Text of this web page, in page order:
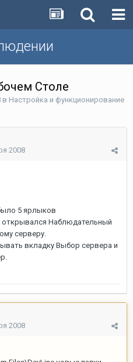
Столе
в Настройка и функционирование
2008
5 ярлыков
открывался Наблюдательный
серверу.
вкладку Выбор сервера и
2008